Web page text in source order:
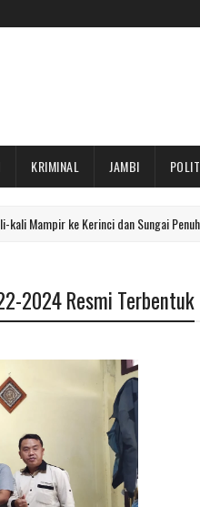
KRIMINAL JAMBI
ke Kerinci dan Sungai Penuh Dong!
2024 Resmi Terbentuk